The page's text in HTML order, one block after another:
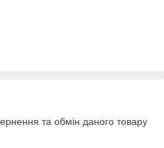
та обмін даного товару